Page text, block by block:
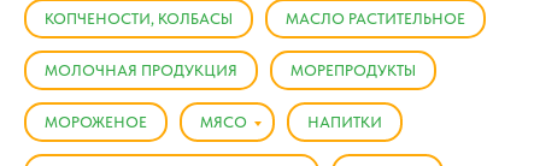
КОПЧЕНОСТИ, КОЛБАСЫ МАСЛО РАСТИТЕЛЬНОЕ
МОЛОЧНАЯ ПРОДУКЦИЯ МОРЕПРОДУКТЫ
МОРОЖЕНОЕ МЯСО НАПИТКИ